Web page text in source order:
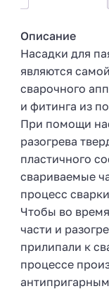
Описание
Насадки для
являются
сварочного
и фитинга из
При помощи
разогрева
пластичного
свариваемые
процесс
Чтобы во
части и
прилипали к
процессе